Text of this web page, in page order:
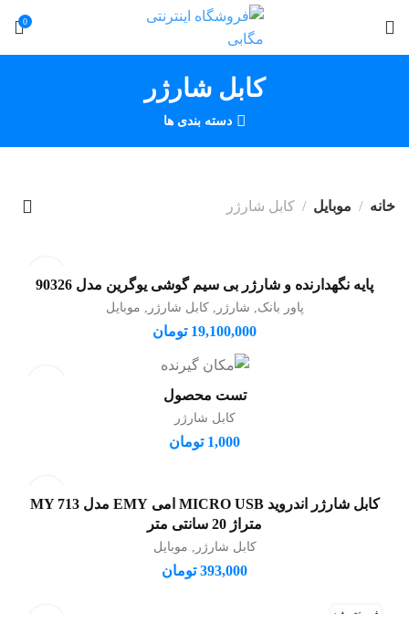
0
کابل شارژر
دسته بندی ها
خانه موبایل کابل شارژر
افزودن به سبد خرید
پایه نگهدارنده و شارژر بی سیم گوشی یوگرین مدل 90326
پاور بانک شارژر ,کابل شارژر موبایل
19,100,000 تومان
افزودن به سبد خرید
تست محصول
کابل شارژر
1,000 تومان
افزودن به سبد خرید
کابل شارژر اندروید MICRO USB امی EMY مدل MY 713
متراژ 20 سانتی متر
کابل شارژر موبایل
393,000 تومان
فروخته شد